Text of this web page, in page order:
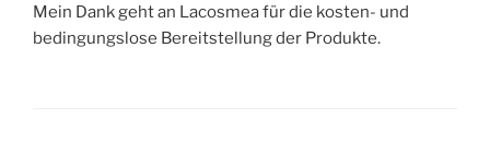
Mein Dank geht an Lacosmea für die kosten- und
bedingungslose Bereitstellung der Produkte.